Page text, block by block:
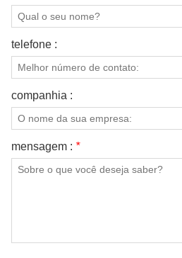
telefone :
companhia :
mensagem : *